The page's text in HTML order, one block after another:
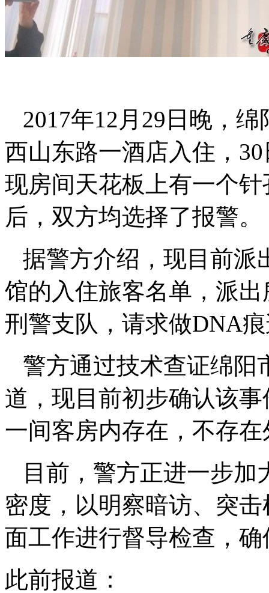
2017年12月29日晚，
西山东路一酒店入住，
现房间天花板上有一个
后，双方均选择了报警。
据警方介绍，现目前派
馆的入住旅客名单，派
刑警支队，请求做DNA
警方通过技术查证绵阳
道，现目前初步确认该
一间客房内存在，不存
目前，警方正进一步加
密度，以明察暗访、突
面工作进行督导检查，
此前报道：